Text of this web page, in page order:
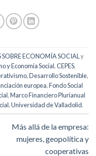
ECONOMÍA SOCIAL y
y Economía Social,CEPES,
,Desarrollo Sostenible,
europea,Fondo Social
,Marco Financiero Plurianual
,Universidad de Valladolid.
Más allá de la empresa:
mujeres, geopolítica y
cooperativas